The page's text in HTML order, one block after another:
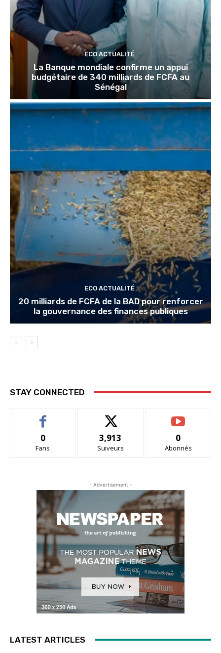
ECO ACTUALITÉ
La Banque mondiale confirme un appui
budgétaire de 340 milliards de FCFA au
Sénégal
ECO ACTUALITÉ
20 milliards de FCFA de la BAD pour renforcer
la gouvernance des finances publiques
STAY CONNECTED
0
Fans
3,913
Suiveurs
0
Abonnés
- Advertisement -
LATEST ARTICLES